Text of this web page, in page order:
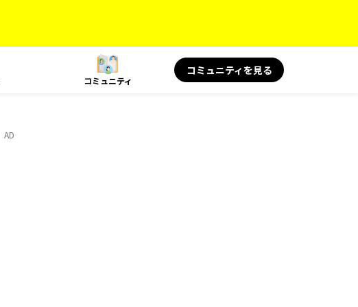
コミュニティ
コミュニティを見る
AD